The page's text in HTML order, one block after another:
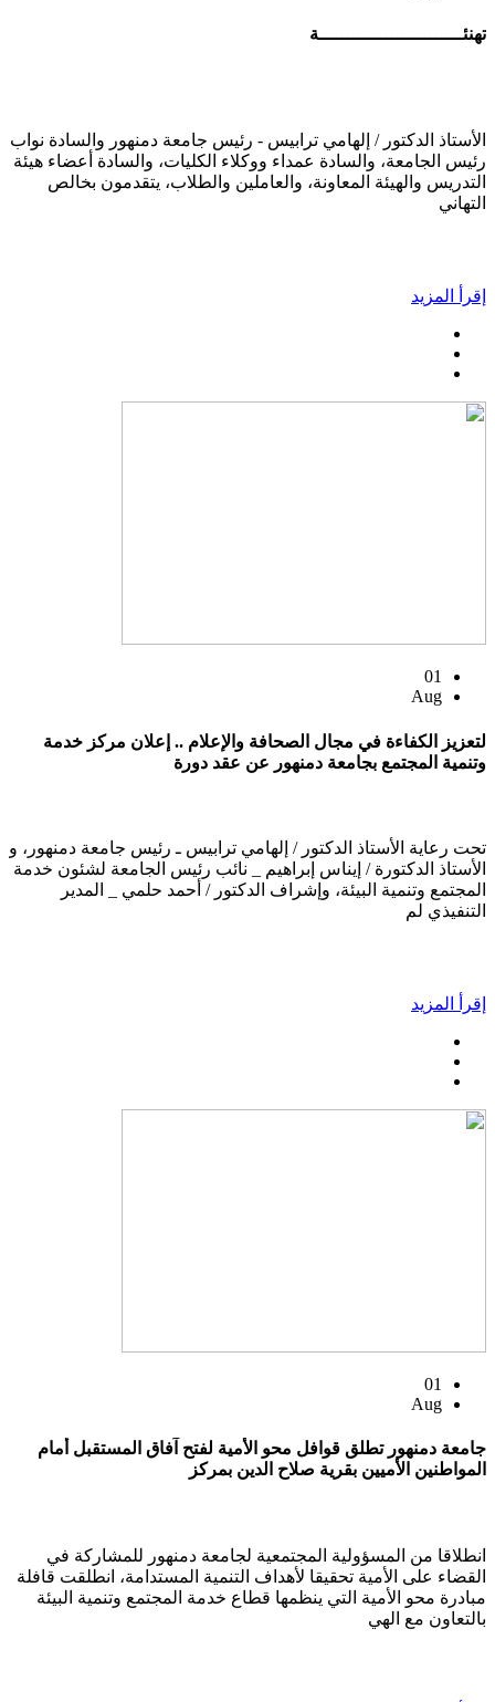
تهنئــــــــــــــــــــــــــة
الأستاذ الدكتور / إلهامي ترابيس - رئيس جامعة دمنهور والسادة نواب
رئيس الجامعة، والسادة عمداء ووكلاء الكليات، والسادة أعضاء هيئة
التدريس والهيئة المعاونة، والعاملين والطلاب، يتقدمون بخالص
التهاني
إقرأ المزيد
01
Aug
لتعزيز الكفاءة في مجال الصحافة والإعلام .. إعلان مركز خدمة
وتنمية المجتمع بجامعة دمنهور عن عقد دورة
تحت رعاية الأستاذ الدكتور / إلهامي ترابيس ـ رئيس جامعة دمنهور، و
الأستاذ الدكتورة / إيناس إبراهيم _ نائب رئيس الجامعة لشئون خدمة
المجتمع وتنمية البيئة، وإشراف الدكتور / أحمد حلمي _ المدير
التنفيذي لم
إقرأ المزيد
01
Aug
جامعة دمنهور تطلق قوافل محو الأمية لفتح آفاق المستقبل أمام
المواطنين الأميين بقرية صلاح الدين بمركز
انطلاقا من المسؤولية المجتمعية لجامعة دمنهور للمشاركة في
القضاء على الأمية تحقيقا لأهداف التنمية المستدامة، انطلقت قافلة
مبادرة محو الأمية التي ينظمها قطاع خدمة المجتمع وتنمية البيئة
بالتعاون مع الهي